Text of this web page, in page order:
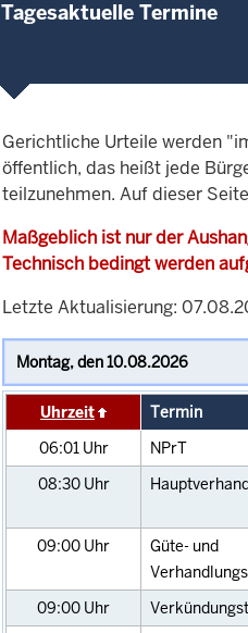
Tagesaktuelle Termine
Gerichtliche Urteile werden
öffentlich, das heißt jede
teilzunehmen. Auf dieser
Maßgeblich ist nur der
Technisch bedingt werden
Letzte Aktualisierung:
Uhrzeit Termin
06:01 Uhr NPrT
08:30 Uhr
09:00 Uhr
Güte- und
09:00 Uhr